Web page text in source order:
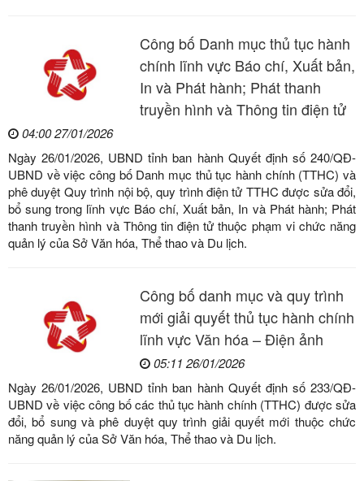
Công bố Danh mục thủ tục hành
chính lĩnh vực Báo chí, Xuất bản,
In và Phát hành; Phát thanh
truyền hình và Thông tin điện tử
04:00 27/01/2026
Ngày 26/01/2026, UBND tỉnh ban hành Quyết định số 240/QĐ-
UBND về việc công bố Danh mục thủ tục hành chính (TTHC) và
phê duyệt Quy trình nội bộ, quy trình điện tử TTHC được sửa đổi,
bổ sung trong lĩnh vực Báo chí, Xuất bản, In và Phát hành; Phát
thanh truyền hình và Thông tin điện tử thuộc phạm vi chức năng
quản lý của Sở Văn hóa, Thể thao và Du lịch.
Công bố danh mục và quy trình
mới giải quyết thủ tục hành chính
lĩnh vực Văn hóa – Điện ảnh
05:11 26/01/2026
Ngày 26/01/2026, UBND tỉnh ban hành Quyết định số 233/QĐ-
UBND về việc công bố các thủ tục hành chính (TTHC) được sửa
đổi, bổ sung và phê duyệt quy trình giải quyết mới thuộc chức
năng quản lý của Sở Văn hóa, Thể thao và Du lịch.